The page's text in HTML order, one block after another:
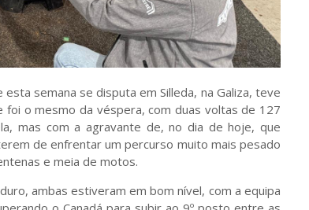
semana se disputa em Silleda, na Galiza, teve
o mesmo da véspera, com duas voltas de 127
mas com a agravante de, no dia de hoje, que
de enfrentar um percurso muito mais pesado
e meia de motos.
ambas estiveram em bom nível, com a equipa